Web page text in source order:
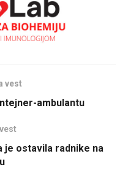
vest
ambulantu
je ostavila radnike na